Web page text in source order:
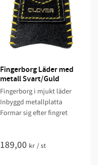
Fingerborg Läder med
metall Svart/Guld
Fingerborg i mjukt läder
Inbyggd metallplatta
Formar sig efter fingret
189,00 kr /st